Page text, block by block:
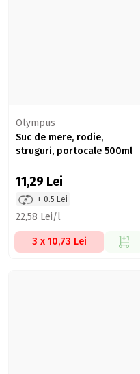
Olympus
Suc de mere, rodie,
struguri, portocale 500ml
11,29 Lei
+ 0.5 Lei
22,58 Lei/l
3 x 10,73 Lei